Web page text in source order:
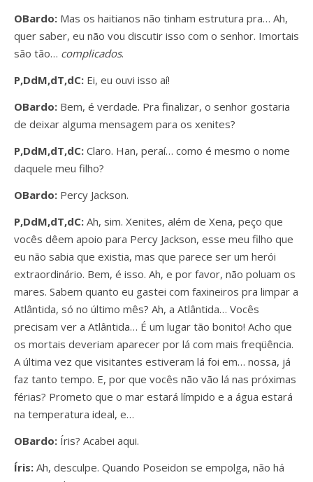
OBardo: Mas os haitianos não tinham estrutura pra… Ah,
quer saber, eu não vou discutir isso com o senhor. Imortais
são tão… complicados.
P,DdM,dT,dC: Ei, eu ouvi isso aí!
OBardo: Bem, é verdade. Pra finalizar, o senhor gostaria
de deixar alguma mensagem para os xenites?
P,DdM,dT,dC: Claro. Han, peraí… como é mesmo o nome
daquele meu filho?
OBardo: Percy Jackson.
P,DdM,dT,dC: Ah, sim. Xenites, além de Xena, peço que
vocês dêem apoio para Percy Jackson, esse meu filho que
eu não sabia que existia, mas que parece ser um herói
extraordinário. Bem, é isso. Ah, e por favor, não poluam os
mares. Sabem quanto eu gastei com faxineiros pra limpar a
Atlântida, só no último mês? Ah, a Atlântida… Vocês
precisam ver a Atlântida… É um lugar tão bonito! Acho que
os mortais deveriam aparecer por lá com mais freqüência.
A última vez que visitantes estiveram lá foi em… nossa, já
faz tanto tempo. E, por que vocês não vão lá nas próximas
férias? Prometo que o mar estará límpido e a água estará
na temperatura ideal, e…
OBardo: Íris? Acabei aqui.
Íris: Ah, desculpe. Quando Poseidon se empolga, não há